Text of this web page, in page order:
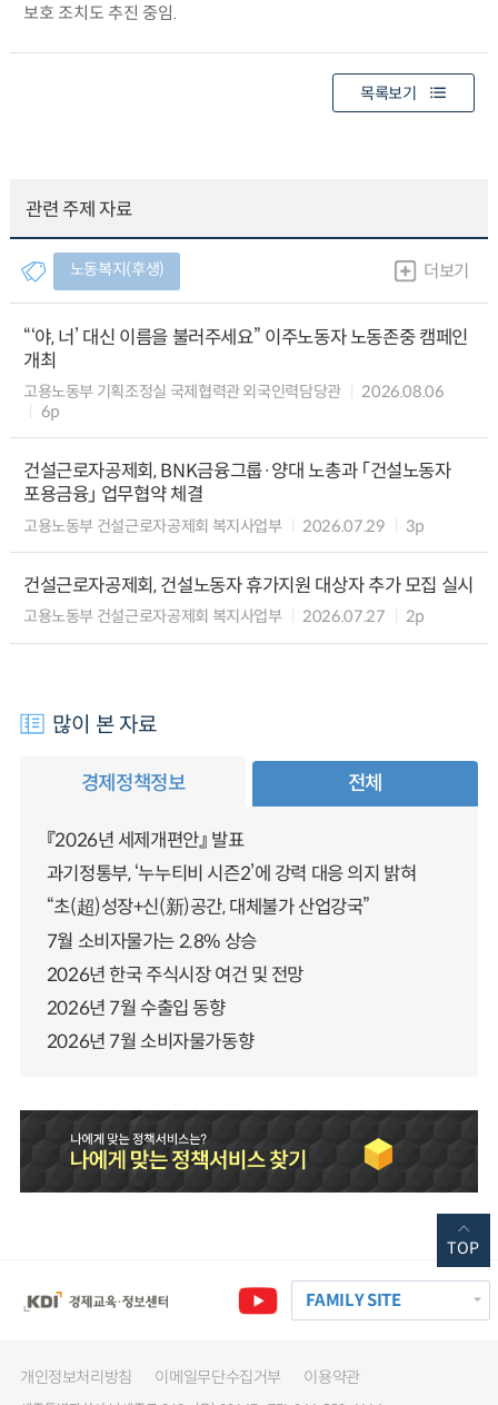
보호 조치도 추진 중임.
목록보기
관련 주제 자료
노동복지(후생) 더보기
“‘야, 너’ 대신 이름을 불러주세요” 이주노동자 노동존중 캠페인
개최
고용노동부 기획조정실 국제협력관 외국인력담당관
2026.08.06
6p
건설근로자공제회, BNK금융그룹·양대 노총과 「건설노동자
포용금융」 업무협약 체결
고용노동부 건설근로자공제회 복지사업부 2026.07.29 3p
건설근로자공제회, 건설노동자 휴가지원 대상자 추가 모집 실시
고용노동부 건설근로자공제회 복지사업부 2026.07.27 2p
많이 본 자료
경제정책정보 전체
『2026년 세제개편안』 발표
과기정통부, ‘누누티비 시즌2’에 강력 대응 의지 밝혀
“초(超)성장+신(新)공간, 대체불가 산업강국”
7월 소비자물가는 2.8% 상승
2026년 한국 주식시장 여건 및 전망
2026년 7월 수출입 동향
2026년 7월 소비자물가동향
FAMILY SITE
개인정보처리방침 이메일무단수집거부 이용약관
TOP